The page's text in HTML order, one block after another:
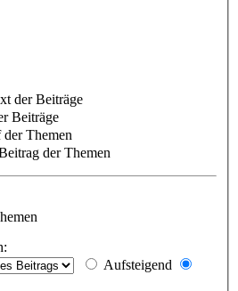
der Beiträge
Beiträge
Themen
der Themen
Aufsteigend